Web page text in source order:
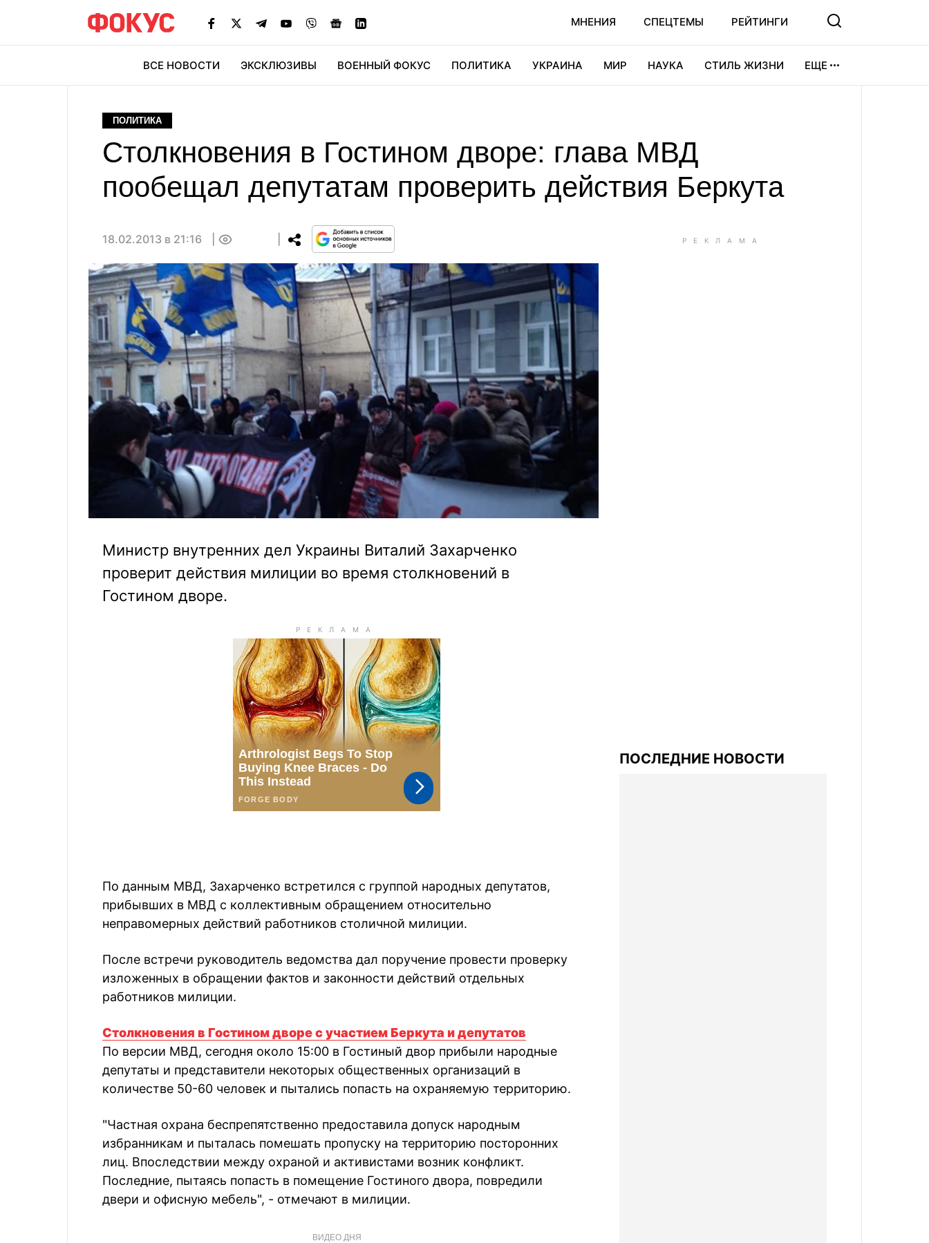
МНЕНИЯ СПЕЦТЕМЫ РЕЙТИНГИ
ВСЕ НОВОСТИ ЭКСКЛЮЗИВЫ ВОЕННЫЙ ФОКУС ПОЛИТИКА УКРАИНА МИР НАУКА СТИЛЬ ЖИЗНИ ЕЩЕ
ПОЛИТИКА
Столкновения в Гостином дворе: глава МВД
пообещал депутатам проверить действия Беркута
18.02.2013 в 21:16
Министр внутренних дел Украины Виталий Захарченко
проверит действия милиции во время столкновений в
Гостином дворе.
По данным МВД, Захарченко встретился с группой народных депутатов,
прибывших в МВД с коллективным обращением относительно
неправомерных действий работников столичной милиции.
После встречи руководитель ведомства дал поручение провести проверку
изложенных в обращении фактов и законности действий отдельных
работников милиции.
Столкновения в Гостином дворе с участием Беркута и депутатов
По версии МВД, сегодня около 15:00 в Гостиный двор прибыли народные
депутаты и представители некоторых общественных организаций в
количестве 50-60 человек и пытались попасть на охраняемую территорию.
"Частная охрана беспрепятственно предоставила допуск народным
избранникам и пыталась помешать пропуску на территорию посторонних
лиц. Впоследствии между охраной и активистами возник конфликт.
Последние, пытаясь попасть в помещение Гостиного двора, повредили
двери и офисную мебель", - отмечают в милиции.
ВИДЕО ДНЯ
ПОСЛЕДНИЕ НОВОСТИ